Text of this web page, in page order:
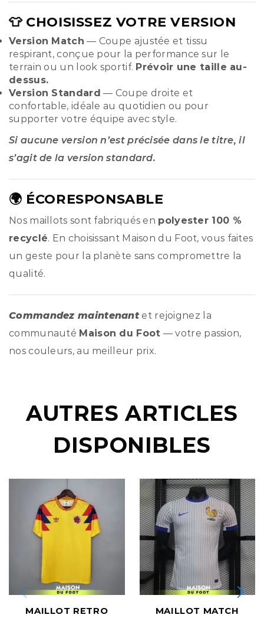
👕 CHOISISSEZ VOTRE VERSION
Version Match — Coupe ajustée et tissu
respirant, conçue pour la performance sur le
terrain ou un look sportif. Prévoir une taille au-
dessus.
Version Standard — Coupe droite et
confortable, idéale au quotidien ou pour
supporter votre équipe avec style.
Si aucune version n’est précisée dans le titre, il
s’agit de la version standard.
🌍 ÉCORESPONSABLE
Nos maillots sont fabriqués en polyester 100 %
recyclé. En choisissant Maison du Foot, vous faites
un geste pour la planète sans compromettre la
qualité.
Commandez maintenant et rejoignez la
communauté Maison du Foot — votre passion,
nos couleurs, au meilleur prix.
AUTRES ARTICLES
DISPONIBLES
MAILLOT RETRO
MAILLOT MATCH